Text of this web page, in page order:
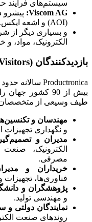
سیستم‌های فرآیند
Viscom AG
: پیشرو
(AOI) و اشعه ایکس.
و بسیاری دیگر از
الکترونیک، مواد، و
بازدیدکنندگان (Visitors) Productronica
بیش از 90 کشور
طیف وسیعی از متخصصان
مهندسان و
و نگهداری تجهیزات
مدیران و
الکترونیک،
مصرفی.
خریداران و
فناوری‌ها، تجهیزات
پژوهشگران و
و مهندسی تولید.
نمایندگان دولتی و
روندهای صنعت